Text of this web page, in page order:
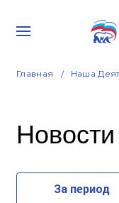
Главная Наша
Новости
За период